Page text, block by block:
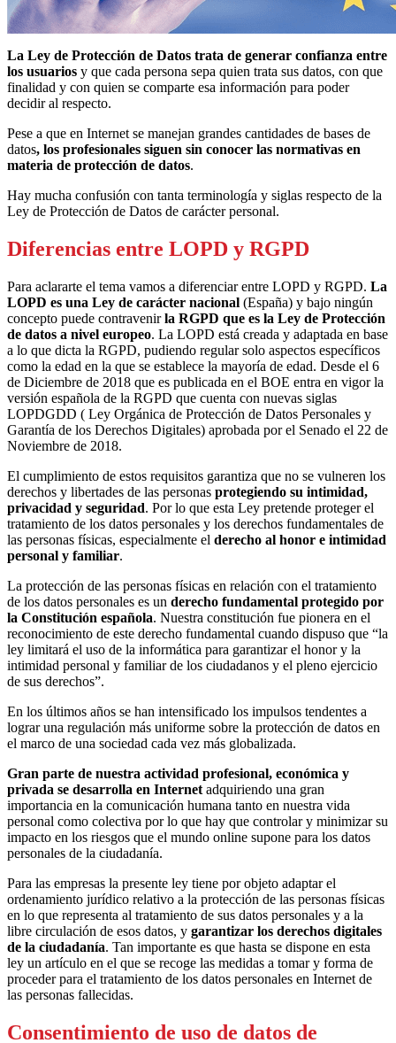
La Ley de Protección de Datos trata de generar confianza entre
los usuarios y que cada persona sepa quien trata sus datos, con que
finalidad y con quien se comparte esa información para poder
decidir al respecto.
Pese a que en Internet se manejan grandes cantidades de bases de
datos, los profesionales siguen sin conocer las normativas en
materia de protección de datos.
Hay mucha confusión con tanta terminología y siglas respecto de la
Ley de Protección de Datos de carácter personal.
Diferencias entre LOPD y RGPD
Para aclararte el tema vamos a diferenciar entre LOPD y RGPD. La
LOPD es una Ley de carácter nacional (España) y bajo ningún
concepto puede contravenirla RGPD que es la Ley de Protección
de datos a nivel europeo. La LOPD está creada y adaptada en base
a lo que dicta la RGPD, pudiendo regular solo aspectos específicos
como la edad en la que se establece la mayoría de edad. Desde el 6
de Diciembre de 2018 que es publicada en el BOE entra en vigor la
versión española de la RGPD que cuenta con nuevas siglas
LOPDGDD ( Ley Orgánica de Protección de Datos Personales y
Garantía de los Derechos Digitales) aprobada por el Senado el 22 de
Noviembre de 2018.
El cumplimiento de estos requisitos garantiza que no se vulneren los
derechos y libertades de las personas protegiendo su intimidad,
privacidad y seguridad. Por lo que esta Ley pretende proteger el
tratamiento de los datos personales y los derechos fundamentales de
las personas físicas, especialmente el derecho al honor e intimidad
personal y familiar.
La protección de las personas físicas en relación con el tratamiento
de los datos personales es un derecho fundamental protegido por
la Constitución española. Nuestra constitución fue pionera en el
reconocimiento de este derecho fundamental cuando dispuso que “la
ley limitará el uso de la informática para garantizar el honor y la
intimidad personal y familiar de los ciudadanos y el pleno ejercicio
de sus derechos”.
En los últimos años se han intensificado los impulsos tendentes a
lograr una regulación más uniforme sobre la protección de datos en
el marco de una sociedad cada vez más globalizada.
Gran parte de nuestra actividad profesional, económica y
privada se desarrolla en Internet adquiriendo una gran
importancia en la comunicación humana tanto en nuestra vida
personal como colectiva por lo que hay que controlar y minimizar su
impacto en los riesgos que el mundo online supone para los datos
personales de la ciudadanía.
Para las empresas la presente ley tiene por objeto adaptar el
ordenamiento jurídico relativo a la protección de las personas físicas
en lo que representa al tratamiento de sus datos personales y a la
libre circulación de esos datos, y garantizar los derechos digitales
de la ciudadanía. Tan importante es que hasta se dispone en esta
ley un artículo en el que se recoge las medidas a tomar y forma de
proceder para el tratamiento de los datos personales en Internet de
las personas fallecidas.
Consentimiento de uso de datos de